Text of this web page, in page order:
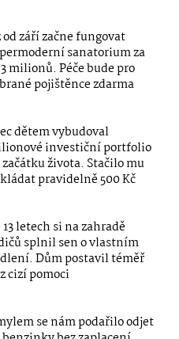
od září začne fungovat
sanatorium za
milionů. Péče bude pro
pojištěnce zdarma
dětem vybudoval
investiční portfolio
začátku života. Stačilo mu
pravidelně 500 Kč
13 letech si na zahradě
splnil sen o vlastním
Dům postavil téměř
cizí pomoci
se nám podařilo odjet